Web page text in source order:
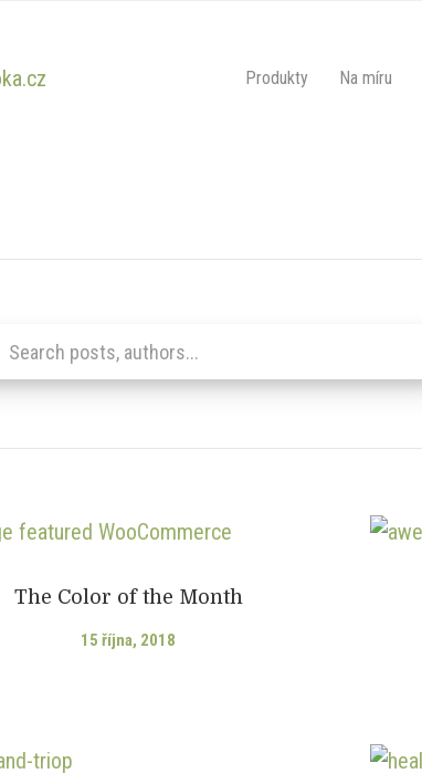
Produkty Na míru
15 října, 2018
The Color of the Month